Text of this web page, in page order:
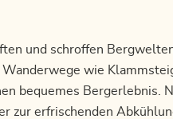
und schroffen
wie
bequemes Bergerlebnis.
zur erfrischenden